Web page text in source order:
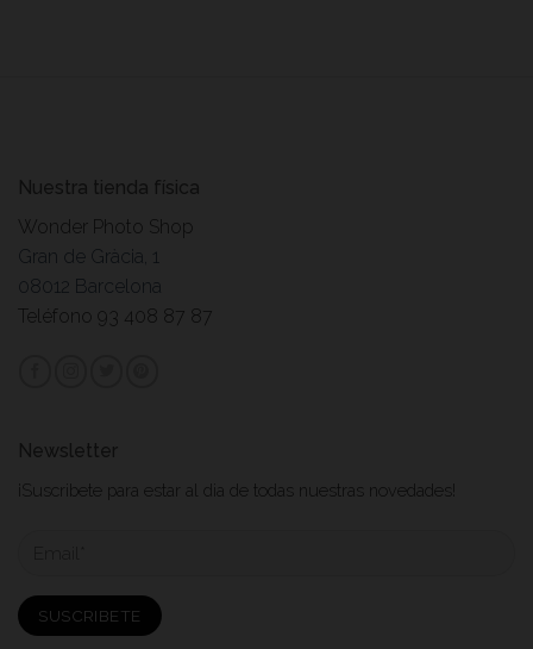
Nuestra tienda física
Wonder Photo Shop
Gran de Gràcia, 1
08012 Barcelona
Teléfono 93 408 87 87
Newsletter
¡Suscribete para estar al dia de todas nuestras novedades!